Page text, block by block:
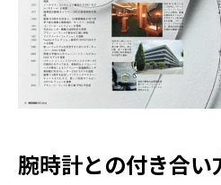
腕時計との付き合